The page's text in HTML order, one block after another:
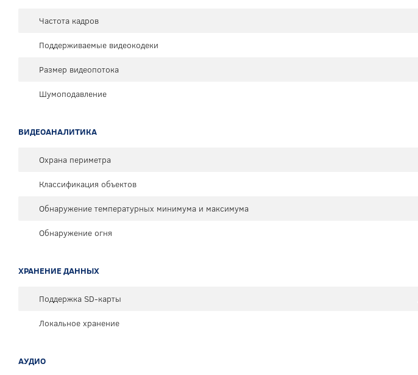
Частота кадров
Поддерживаемые видеокодеки
Размер видеопотока
Шумоподавление
ВИДЕОАНАЛИТИКА
Охрана периметра
Классификация объектов
Обнаружение температурных минимума и максимума
Обнаружение огня
ХРАНЕНИЕ ДАННЫХ
Поддержка SD-карты
Локальное хранение
АУДИО